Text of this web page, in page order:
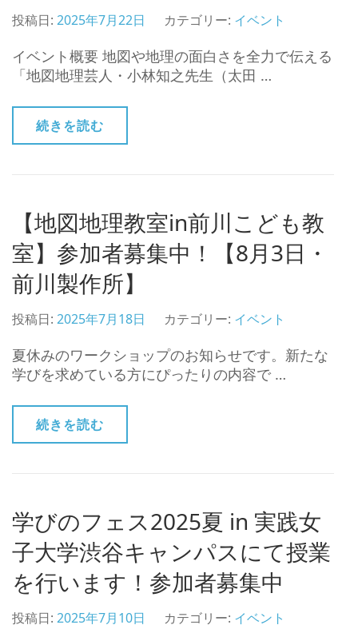
投稿日: 2025年7月22日 カテゴリー: イベント
イベント概要 地図や地理の面白さを全力で伝える
「地図地理芸人・小林知之先生（太田 …
続きを読む
【地図地理教室in前川こども教
室】参加者募集中！【8月3日・
前川製作所】
投稿日: 2025年7月18日 カテゴリー: イベント
夏休みのワークショップのお知らせです。新たな
学びを求めている方にぴったりの内容で …
続きを読む
学びのフェス2025夏 in 実践女
子大学渋谷キャンパスにて授業
を行います！参加者募集中
投稿日: 2025年7月10日 カテゴリー: イベント